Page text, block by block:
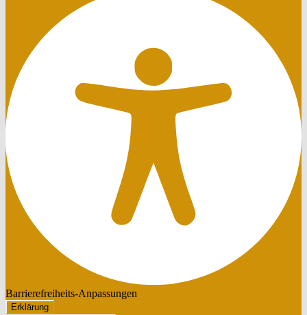
Barrierefreiheits-Anpassungen
Erklärung